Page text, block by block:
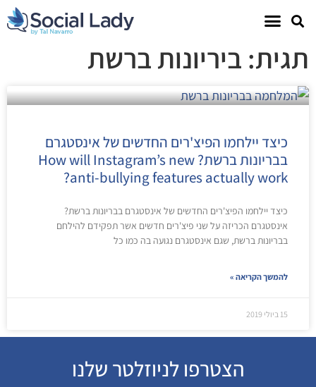
תגית: ביריונות ברשת
כיצד יילחמו הפיצ'רים החדשים של אינסטגרם
בבריונות ברשת? How will Instagram’s new
anti-bullying features actually work?
כיצד יילחמו הפיצ'רים החדשים של אינסטגרם בבריונות ברשת?
אינסטגרם הכריזה על שני פיצ'רים חדשים אשר תפקידם להילחם
בבריונות ברשת, שגם אינסטגרם נגועה בה כמו כל
להמשך הקריאה »
15 ביולי 2019
הצטרפו לניוזלטר שלנו